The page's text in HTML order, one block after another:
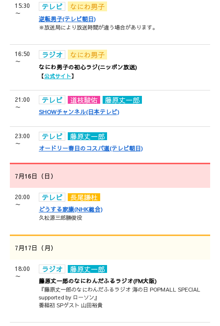
15:30
～
テレビ なにわ男子
逆転男子(テレビ朝日)
※放送局により放送時間が違う場合があります。
16:50
～
ラジオ なにわ男子
なにわ男子の初心ラジ(ニッポン放送)
【公式サイト】
21:00
～
テレビ 道枝駿佑 藤原丈一郎
SHOWチャンネル(日本テレビ)
23:00
～
テレビ 藤原丈一郎
オードリー春日のコスパ道(テレビ朝日)
7月16日（日）
20:00
～
テレビ 長尾謙杜
どうする家康(NHK総合)
久松源三郎勝俊役
7月17日（月）
18:00
～
ラジオ 藤原丈一郎
藤原丈一郎のなにわんだふるラジオ(FM大阪)
『藤原丈一郎のなにわんだふるラジオ 海の日 POPMALL SPECIAL
supported by ローソン』
番組初 SPゲスト 山田裕貴